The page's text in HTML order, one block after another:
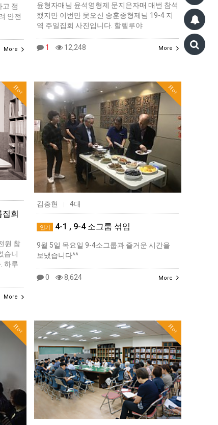
고 점
안전
More
윤형자매님 윤석영형제 문지은자매 매번 참석
했지만 이번만 못오신 송훈종형제님 19-4 지
역 주일집회 사진입니다. 할렐루야
1 12,248 More
Hot
회
원 참
습니
하루
More
Hot
김충현 | 4대
인기 4-1 , 9-4 소그룹 섞임
9월 5일 목요일 9-4소그룹과 즐거운 시간을
보냈습니다^^
0 8,624 More
Hot Hot